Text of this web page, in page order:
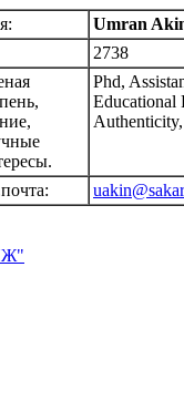
Umran
2738
Phd,
Educational